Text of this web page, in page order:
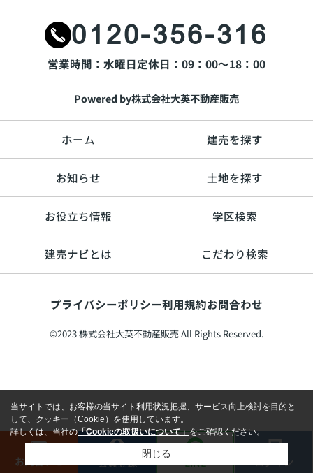
0120-356-316
営業時間：水曜日定休日：09：00～18：00
Powered by株式会社大英不動産販売
ホーム 建売を探す
お知らせ 土地を探す
お役立ち情報 学区検索
建売ナビとは こだわり検索
プライバシーポリシー利用規約お問合わせ
©2023 株式会社大英不動産販売 All Rights Reserved.
お問合わせ 会員登録 LINE ログイン
当サイトでは、お客様の当サイト利用状況把握、サービス向上検討を目的と
して、クッキー（Cookie）を使用しています。
詳しくは、当社の「Cookieの取扱いについて」をご確認ください。
閉じる